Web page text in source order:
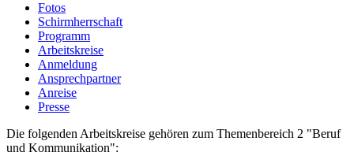
Fotos
Schirmherrschaft
Programm
Arbeitskreise
Anmeldung
Ansprechpartner
Anreise
Presse
Die folgenden Arbeitskreise gehören zum Themenbereich 2 "Beruf
und Kommunikation":